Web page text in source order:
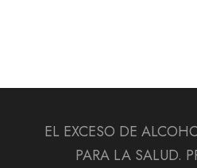
EL EXCESO DE
PARA LA SALUD.